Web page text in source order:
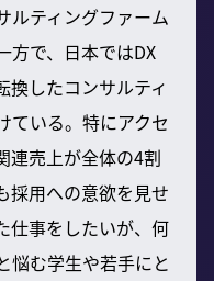
ルティングファーム
方で、日本ではDX
換したコンサルティ
ている。特にアクセ
連売上が全体の4割
採用への意欲を見せ
仕事をしたいが、何
悩む学生や若手にと